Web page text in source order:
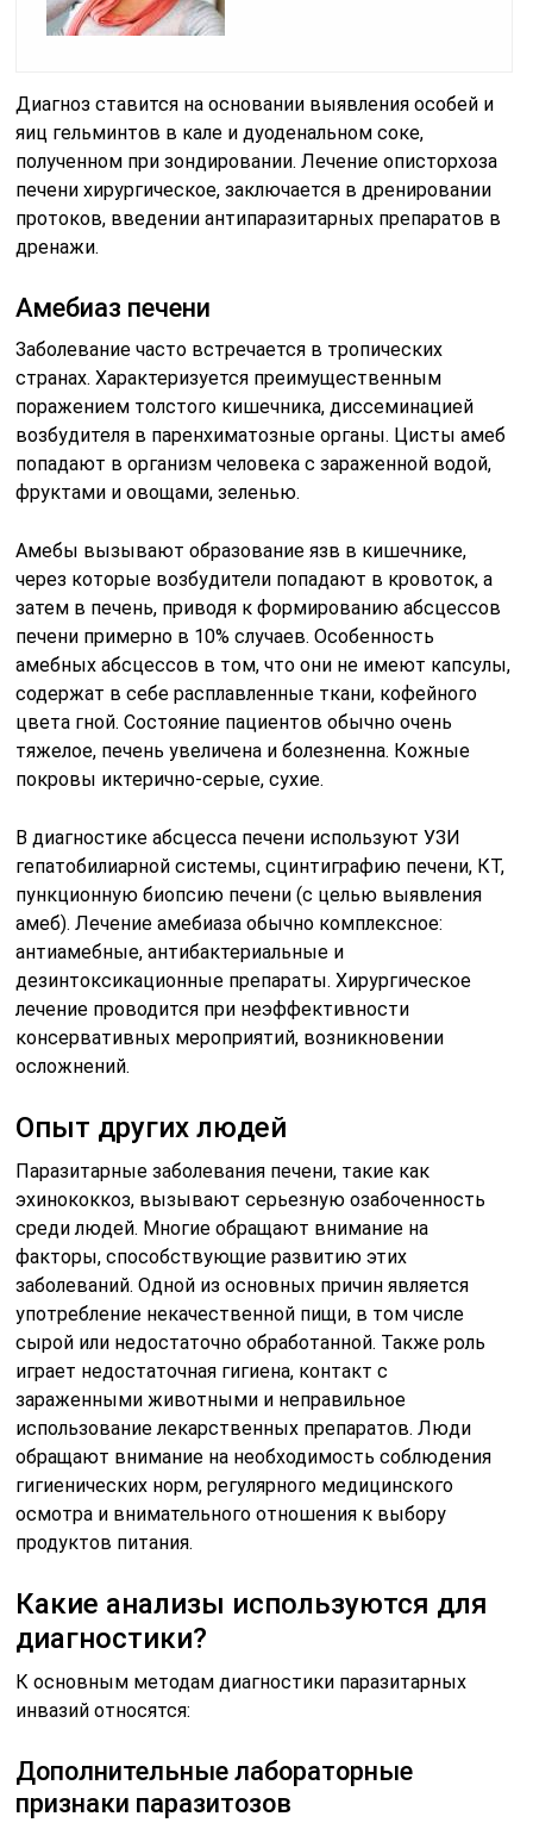
Диагноз ставится на основании выявления особей и
яиц гельминтов в кале и дуоденальном соке,
полученном при зондировании. Лечение описторхоза
печени хирургическое, заключается в дренировании
протоков, введении антипаразитарных препаратов в
дренажи.
Амебиаз печени
Заболевание часто встречается в тропических
странах. Характеризуется преимущественным
поражением толстого кишечника, диссеминацией
возбудителя в паренхиматозные органы. Цисты амеб
попадают в организм человека с зараженной водой,
фруктами и овощами, зеленью.
Амебы вызывают образование язв в кишечнике,
через которые возбудители попадают в кровоток, а
затем в печень, приводя к формированию абсцессов
печени примерно в 10% случаев. Особенность
амебных абсцессов в том, что они не имеют капсулы,
содержат в себе расплавленные ткани, кофейного
цвета гной. Состояние пациентов обычно очень
тяжелое, печень увеличена и болезненна. Кожные
покровы иктерично-серые, сухие.
В диагностике абсцесса печени используют УЗИ
гепатобилиарной системы, сцинтиграфию печени, КТ,
пункционную биопсию печени (с целью выявления
амеб). Лечение амебиаза обычно комплексное:
антиамебные, антибактериальные и
дезинтоксикационные препараты. Хирургическое
лечение проводится при неэффективности
консервативных мероприятий, возникновении
осложнений.
Опыт других людей
Паразитарные заболевания печени, такие как
эхинококкоз, вызывают серьезную озабоченность
среди людей. Многие обращают внимание на
факторы, способствующие развитию этих
заболеваний. Одной из основных причин является
употребление некачественной пищи, в том числе
сырой или недостаточно обработанной. Также роль
играет недостаточная гигиена, контакт с
зараженными животными и неправильное
использование лекарственных препаратов. Люди
обращают внимание на необходимость соблюдения
гигиенических норм, регулярного медицинского
осмотра и внимательного отношения к выбору
продуктов питания.
Какие анализы используются для
диагностики?
К основным методам диагностики паразитарных
инвазий относятся:
Дополнительные лабораторные
признаки паразитозов